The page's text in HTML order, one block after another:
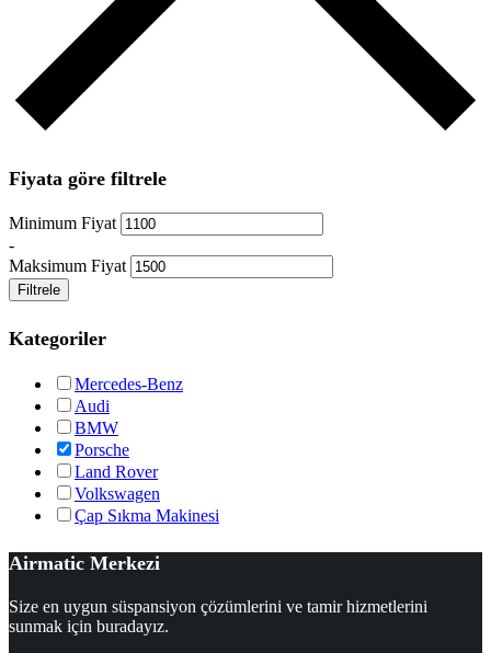
Fiyata göre filtrele
Minimum Fiyat
-
Maksimum Fiyat
Filtrele
Kategoriler
Mercedes-Benz
Audi
BMW
Porsche
Land Rover
Volkswagen
Çap Sıkma Makinesi
Airmatic Merkezi
Size en uygun süspansiyon çözümlerini ve tamir hizmetlerini
sunmak için buradayız.